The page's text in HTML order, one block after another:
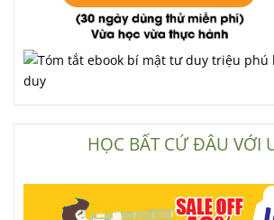
HỌC BẤT CỨ ĐÂU VỚI